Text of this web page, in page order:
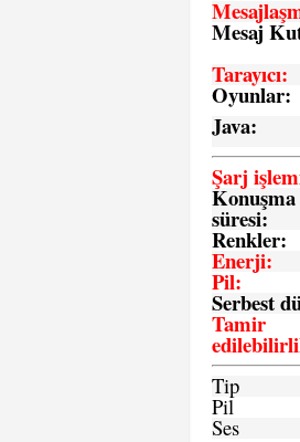
Mesaj
Tarayıcı:
Oyunlar:
Java:
Şarj
Konuşma
süresi:
Renkler:
Enerji:
Pil:
Serbest
Tamir
Tip
Pil
Ses